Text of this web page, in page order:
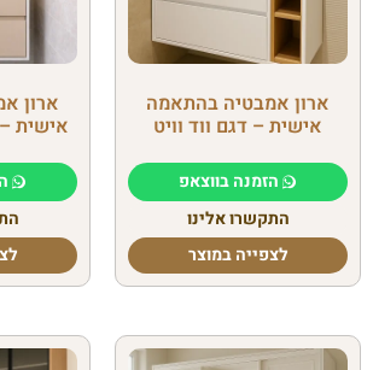
ארון אמבטיה בהתאמה
אישית – דגם ווד וויט
הזמנה בווצאפ
התקשרו אלינו
לצפייה במוצר
ארון
אישית